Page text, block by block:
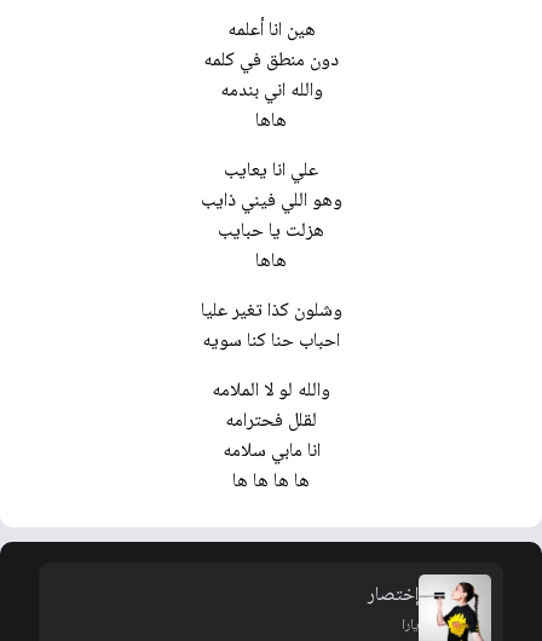
هين انا أعلمه
دون منطق في كلمه
والله اني بندمه
هاها
علي انا يعايب
وهو اللي فيني ذايب
هزلت يا حبايب
هاها
وشلون كذا تغير عليا
احباب حنا كنا سويه
والله لو لا الملامه
لقلل فحترامه
انا مابي سلامه
ها ها ها ها
إختصار
يارا